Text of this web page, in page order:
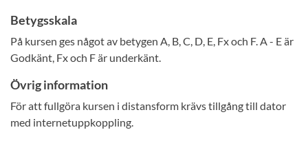
Betygsskala
På kursen ges något av betygen A, B, C, D, E, Fx och F. A - E är
Godkänt, Fx och F är underkänt.
Övrig information
För att fullgöra kursen i distansform krävs tillgång till dator
med internetuppkoppling.